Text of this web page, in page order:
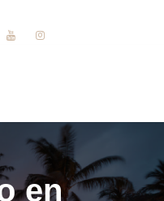
en